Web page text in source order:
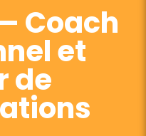
Coach
et
de